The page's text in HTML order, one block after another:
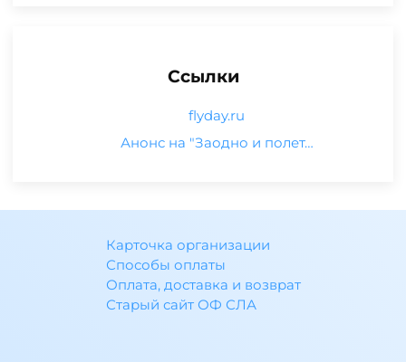
Ссылки
flyday.ru
Анонс на "Заодно и полет…
Карточка организации
Способы оплаты
Оплата, доставка и возврат
Старый сайт ОФ СЛА